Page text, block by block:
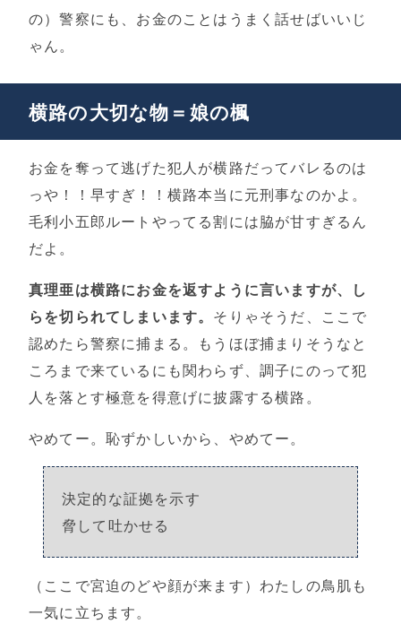
の）警察にも、お金のことはうまく話せばいいじ
ゃん。
横路の大切な物＝娘の楓
お金を奪って逃げた犯人が横路だってバレるのは
っや！！早すぎ！！横路本当に元刑事なのかよ。
毛利小五郎ルートやってる割には脇が甘すぎるん
だよ。
真理亜は横路にお金を返すように言いますが、し
らを切られてしまいます。 そりゃそうだ、ここで
認めたら警察に捕まる。もうほぼ捕まりそうなと
ころまで来ているにも関わらず、調子にのって犯
人を落とす極意を得意げに披露する横路。
やめてー。恥ずかしいから、やめてー。
決定的な証拠を示す
脅して吐かせる
（ここで宮迫のどや顔が来ます）わたしの鳥肌も
一気に立ちます。